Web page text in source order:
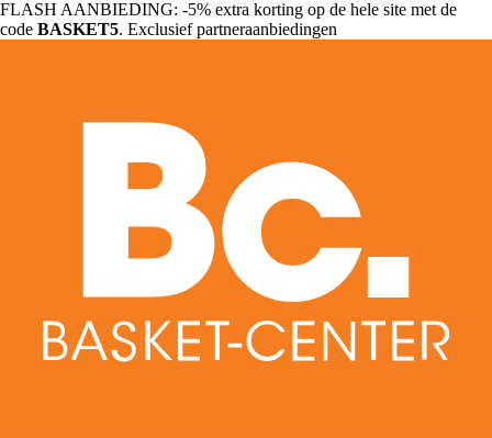
FLASH AANBIEDING: -5% extra korting op de hele site met de
code BASKET5. Exclusief partneraanbiedingen